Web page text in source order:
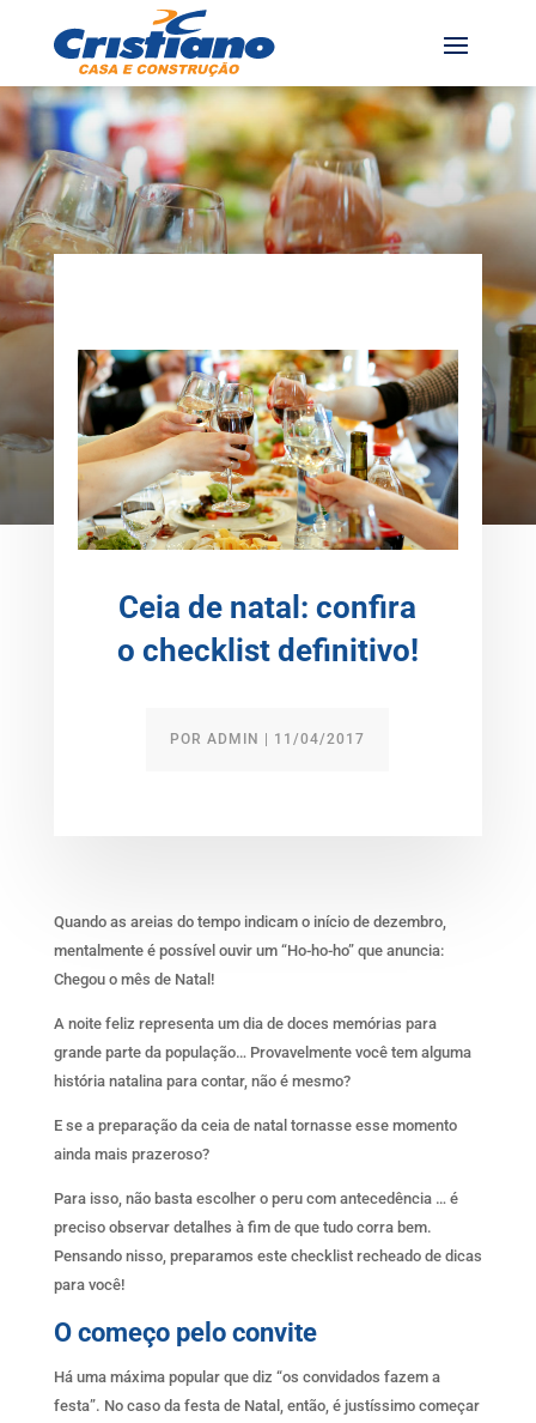
Ceia de natal: confira
o checklist definitivo!
PORADMIN | 11/04/2017
Quando as areias do tempo indicam o início de dezembro,
mentalmente é possível ouvir um “Ho-ho-ho” que anuncia:
Chegou o mês de Natal!
A noite feliz representa um dia de doces memórias para
grande parte da população… Provavelmente você tem alguma
história natalina para contar, não é mesmo?
E se a preparação da ceia de natal tornasse esse momento
ainda mais prazeroso?
Para isso, não basta escolher o peru com antecedência … é
preciso observar detalhes à fim de que tudo corra bem.
Pensando nisso, preparamos este checklist recheado de dicas
para você!
O começo pelo convite
Há uma máxima popular que diz “os convidados fazem a
festa”. No caso da festa de Natal, então, é justíssimo começar